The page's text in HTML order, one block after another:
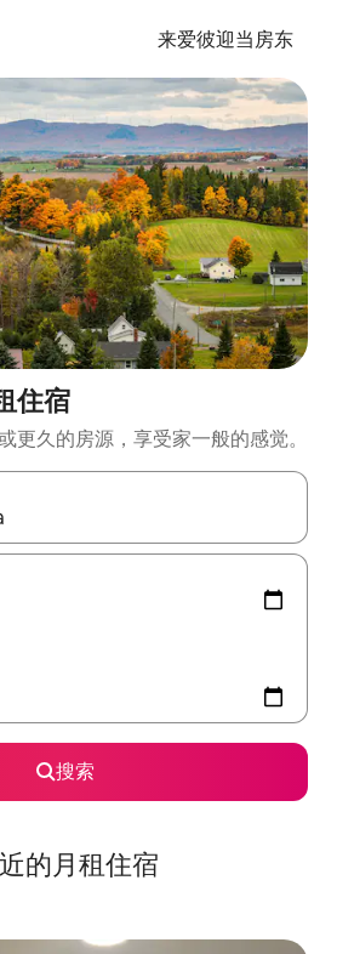
来爱彼迎当房东
住宿
更久的房源，享受家一般的感觉。
上下方向键查看，或通过点击或滑动手势
搜索
的月租住宿